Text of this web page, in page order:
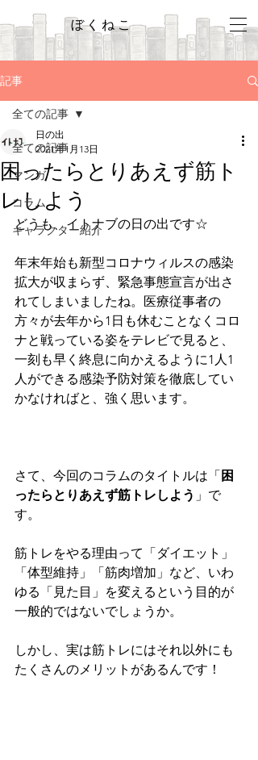
ぼくねこ
記事
全ての記事
マンガ
コラム
キャラクター紹介
全ての記事
困ったらとりあえず筋ト
レしよう
日の出
2021年1月13日
どうも、イトナブの日の出です☆
年末年始も新型コロナウィルスの感染
拡大が収まらず、緊急事態宣言が出さ
れてしまいましたね。医療従事者の
方々が去年から1日も休むことなくコロ
ナと戦っている姿をテレビで見ると、
一刻も早く終息に向かえるように1人1
人ができる感染予防対策を徹底してい
かなければと、強く思います。
さて、今回のコラムのタイトルは「 困
ったらとりあえず筋トレしよう 」で
す。
筋トレをやる理由って「ダイエット」
「体型維持」「筋肉増加」など、いわ
ゆる「見た目」を変えるという目的が
一般的ではないでしょうか。
しかし、実は筋トレにはそれ以外にも
たくさんのメリットがあるんです！